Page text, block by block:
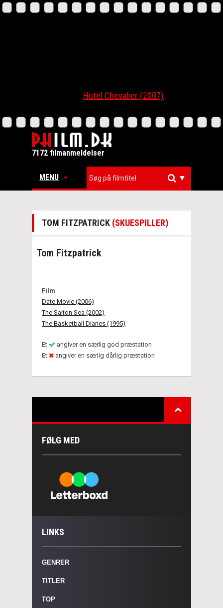
Hotel Chevalier (2007)
7172 filmanmeldelser
MENU ▼
TOM FITZPATRICK (SKUESPILLER)
Tom Fitzpatrick
Film
Date Movie (2006)
The Salton Sea (2002)
The Basketball Diaries (1995)
Et
angiver en særlig god præstation
Et
angiver en særlig dårlig præstation
FØLG MED
LINKS
GENRER
TITLER
TOP